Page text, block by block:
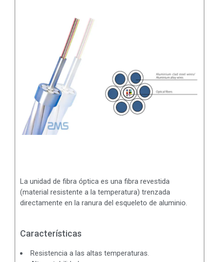
La unidad de fibra óptica es una fibra revestida
(material resistente a la temperatura) trenzada
directamente en la ranura del esqueleto de aluminio.
Características
Resistencia a las altas temperaturas.